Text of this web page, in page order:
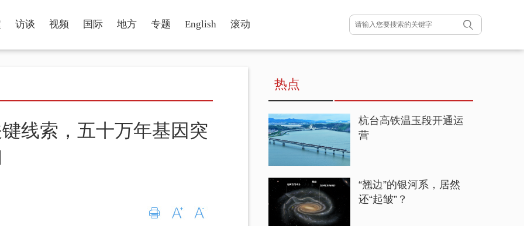
访谈 视频 国际 地方 专题 English 滚动
线索，五十万年基因突
热点
杭台高铁温玉段开通运
营
“翘边”的银河系，居然
还“起皱”？